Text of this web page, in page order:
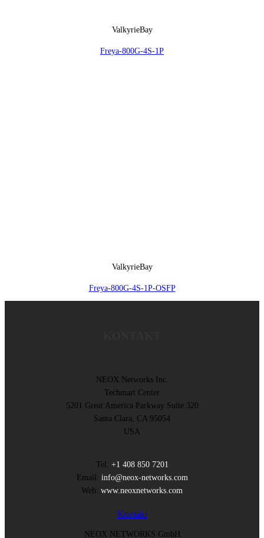
ValkyrieBay
Freya-800G-4S-1P
ValkyrieBay
Freya-800G-4S-1P-OSFP
NEOX Networks Inc.
Techmart Center
5201 Great America Parkway Suite 320
Santa Clara, CA 95054
USA
Tel: +1 408 850 7201
Email: info@neox-networks.com
Web: www.neoxnetworks.com
Kontakt
NEOX NETWORKS GmbH